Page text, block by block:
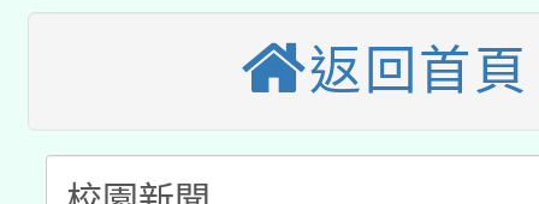
A3數位素養講師名單
pilot」
有關大陸委員會函釋公
返回首頁